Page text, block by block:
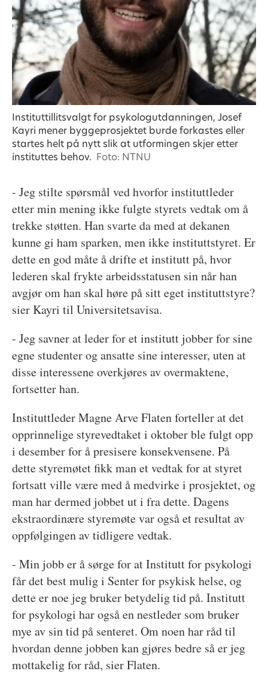
Instituttillitsvalgt for psykologutdanningen, Josef
Kayri mener byggeprosjektet burde forkastes eller
startes helt på nytt slik at utformingen skjer etter
instituttes behov. Foto: NTNU
- Jeg stilte spørsmål ved hvorfor instituttleder
etter min mening ikke fulgte styrets vedtak om å
trekke støtten. Han svarte da med at dekanen
kunne gi ham sparken, men ikke instituttstyret. Er
dette en god måte å drifte et institutt på, hvor
lederen skal frykte arbeidsstatusen sin når han
avgjør om han skal høre på sitt eget instituttstyre?
sier Kayri til Universitetsavisa.
- Jeg savner at leder for et institutt jobber for sine
egne studenter og ansatte sine interesser, uten at
disse interessene overkjøres av overmaktene,
fortsetter han.
Instituttleder Magne Arve Flaten forteller at det
opprinnelige styrevedtaket i oktober ble fulgt opp
i desember for å presisere konsekvensene. På
dette styremøtet fikk man et vedtak for at styret
fortsatt ville være med å medvirke i prosjektet, og
man har dermed jobbet ut i fra dette. Dagens
ekstraordinære styremøte var også et resultat av
oppfølgingen av tidligere vedtak.
- Min jobb er å sørge for at Institutt for psykologi
får det best mulig i Senter for psykisk helse, og
dette er noe jeg bruker betydelig tid på. Institutt
for psykologi har også en nestleder som bruker
mye av sin tid på senteret. Om noen har råd til
hvordan denne jobben kan gjøres bedre så er jeg
mottakelig for råd, sier Flaten.